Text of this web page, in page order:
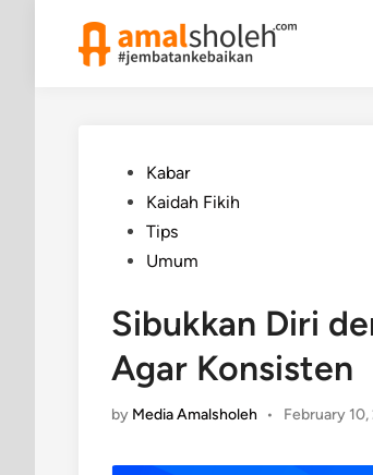
content
PostedKabar
Kaidah Fikih
Tips
Umum
Sibukkan Diri
Agar Konsisten
by Media Amalsholeh • February 10,